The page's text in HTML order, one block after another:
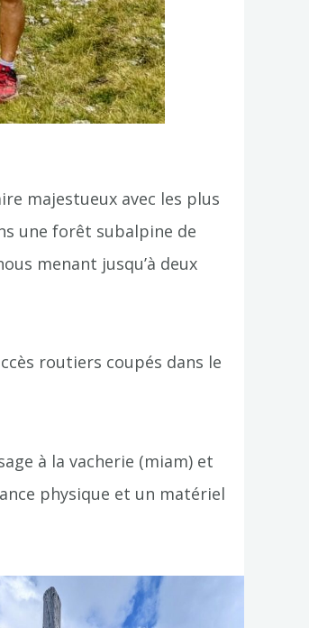
majestueux avec les plus
une forêt subalpine de
menant jusqu’à deux
routiers coupés dans le
à la vacherie (miam) et
physique et un matériel